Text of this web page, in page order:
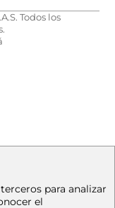
Todos los
para analizar
el